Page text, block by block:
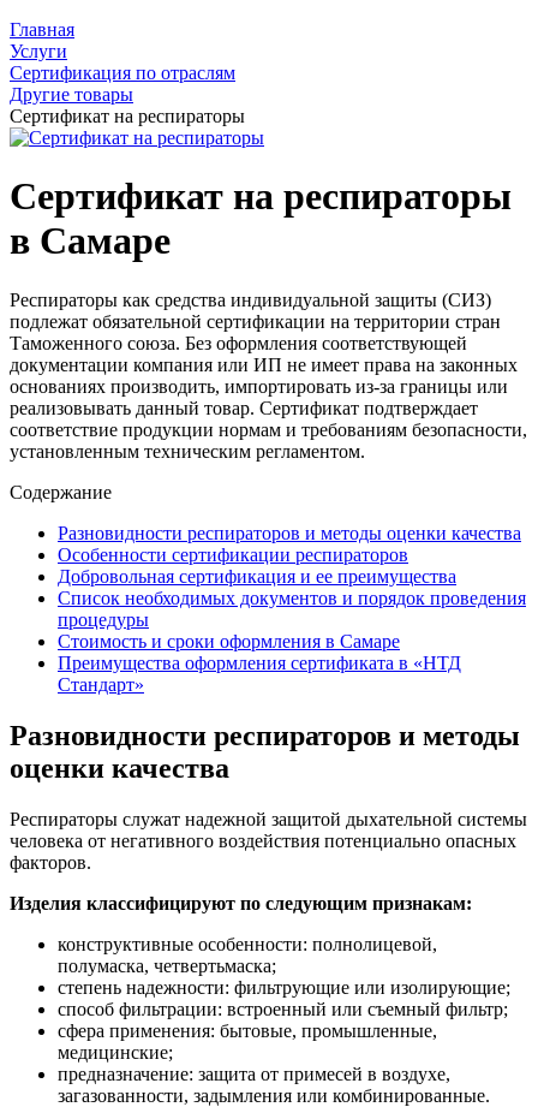
Главная
Услуги
Сертификация по отраслям
Другие товары
Сертификат на респираторы
Сертификат на респираторы
в Самаре
Респираторы как средства индивидуальной защиты (СИЗ)
подлежат обязательной сертификации на территории стран
Таможенного союза. Без оформления соответствующей
документации компания или ИП не имеет права на законных
основаниях производить, импортировать из-за границы или
реализовывать данный товар. Сертификат подтверждает
соответствие продукции нормам и требованиям безопасности,
установленным техническим регламентом.
Содержание
Разновидности респираторов и методы оценки качества
Особенности сертификации респираторов
Добровольная сертификация и ее преимущества
Список необходимых документов и порядок проведения
процедуры
Стоимость и сроки оформления в Самаре
Преимущества оформления сертификата в «НТД
Стандарт»
Разновидности респираторов и методы
оценки качества
Респираторы служат надежной защитой дыхательной системы
человека от негативного воздействия потенциально опасных
факторов.
Изделия классифицируют по следующим признакам:
конструктивные особенности: полнолицевой,
полумаска, четвертьмаска;
степень надежности: фильтрующие или изолирующие;
способ фильтрации: встроенный или съемный фильтр;
сфера применения: бытовые, промышленные,
медицинские;
предназначение: защита от примесей в воздухе,
загазованности, задымления или комбинированные.